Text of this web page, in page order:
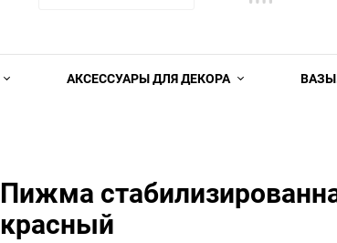
АКСЕССУАРЫ ДЛЯ ДЕКОРА
Пижма
красный